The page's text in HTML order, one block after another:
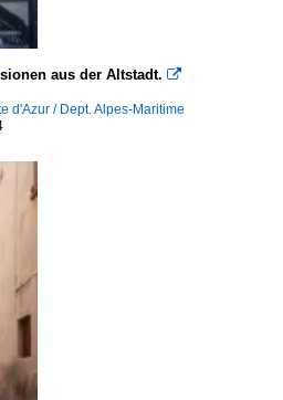
aus der Altstadt. 
d'Azur / Dept. Alpes-Maritime